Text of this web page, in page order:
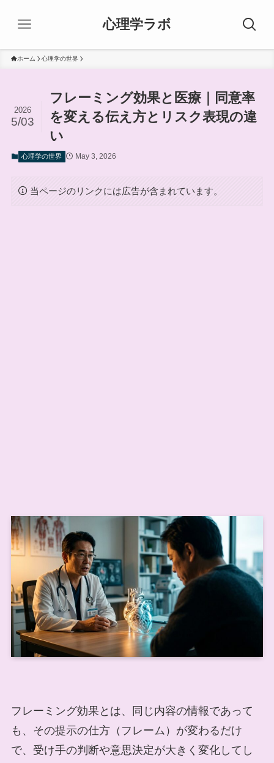
心理学ラボ
ホーム 心理学の世界
フレーミング効果と医療｜同意率
を変える伝え方とリスク表現の違
い
2026
5/03
心理学の世界 May 3, 2026
当ページのリンクには広告が含まれています。
フレーミング効果とは、同じ内容の情報であって
も、その提示の仕方（フレーム）が変わるだけ
で、受け手の判断や意思決定が大きく変化してし